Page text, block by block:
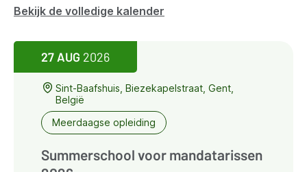
Bekijk de volledige kalender
27 AUG 2026
Sint-Baafshuis, Biezekapelstraat, Gent,
België
Meerdaagse opleiding
Summerschool voor mandatarissen